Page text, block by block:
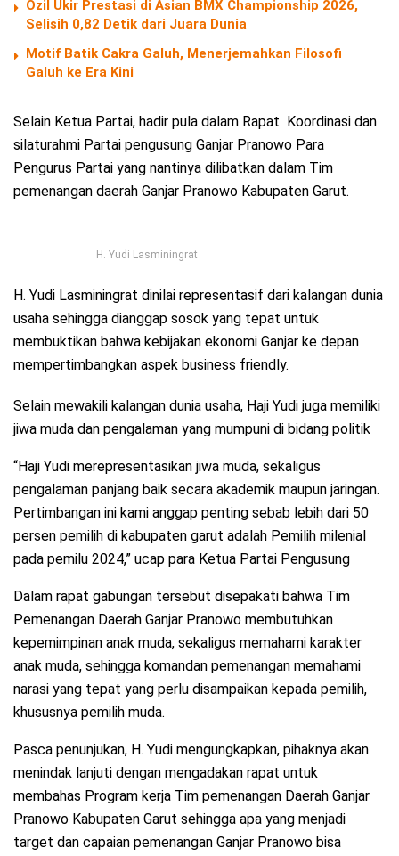
Ozil Ukir Prestasi di Asian BMX Championship 2026,
Selisih 0,82 Detik dari Juara Dunia
Motif Batik Cakra Galuh, Menerjemahkan Filosofi
Galuh ke Era Kini
Selain Ketua Partai, hadir pula dalam Rapat Koordinasi dan
silaturahmi Partai pengusung Ganjar Pranowo Para
Pengurus Partai yang nantinya dilibatkan dalam Tim
pemenangan daerah Ganjar Pranowo Kabupaten Garut.
H. Yudi Lasminingrat
H. Yudi Lasminingrat dinilai representasif dari kalangan dunia
usaha sehingga dianggap sosok yang tepat untuk
membuktikan bahwa kebijakan ekonomi Ganjar ke depan
mempertimbangkan aspek business friendly.
Selain mewakili kalangan dunia usaha, Haji Yudi juga memiliki
jiwa muda dan pengalaman yang mumpuni di bidang politik
“Haji Yudi merepresentasikan jiwa muda, sekaligus
pengalaman panjang baik secara akademik maupun jaringan.
Pertimbangan ini kami anggap penting sebab lebih dari 50
persen pemilih di kabupaten garut adalah Pemilih milenial
pada pemilu 2024,” ucap para Ketua Partai Pengusung
Dalam rapat gabungan tersebut disepakati bahwa Tim
Pemenangan Daerah Ganjar Pranowo membutuhkan
kepemimpinan anak muda, sekaligus memahami karakter
anak muda, sehingga komandan pemenangan memahami
narasi yang tepat yang perlu disampaikan kepada pemilih,
khususnya pemilih muda.
Pasca penunjukan, H. Yudi mengungkapkan, pihaknya akan
menindak lanjuti dengan mengadakan rapat untuk
membahas Program kerja Tim pemenangan Daerah Ganjar
Pranowo Kabupaten Garut sehingga apa yang menjadi
target dan capaian pemenangan Ganjar Pranowo bisa